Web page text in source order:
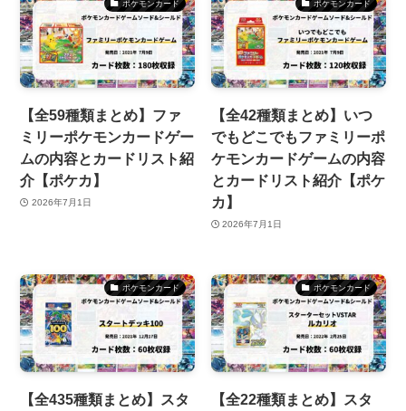
ポケモンカード
【全59種類まとめ】ファ
ミリーポケモンカードゲー
ムの内容とカードリスト紹
介【ポケカ】
2026年7月1日
ポケモンカード
【全42種類まとめ】いつ
でもどこでもファミリーポ
ケモンカードゲームの内容
とカードリスト紹介【ポケ
カ】
2026年7月1日
ポケモンカード
【全435種類まとめ】スタ
ポケモンカード
【全22種類まとめ】スタ